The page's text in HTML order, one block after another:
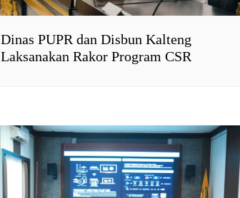
Dinas PUPR dan Disbun Kalteng
Laksanakan Rakor Program CSR